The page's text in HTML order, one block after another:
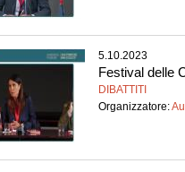
5.10.2023
Festival delle
DIBATTITI
Organizzatore: